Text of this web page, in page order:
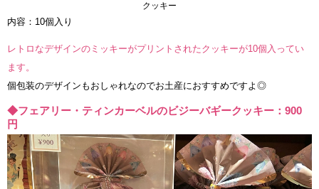
クッキー
内容：10個入り
レトロなデザインのミッキーがプリントされたクッキーが10個入ってい
ます。
個包装のデザインもおしゃれなのでお土産におすすめですよ◎
◆フェアリー・ティンカーベルのビジーバギークッキー：900
円